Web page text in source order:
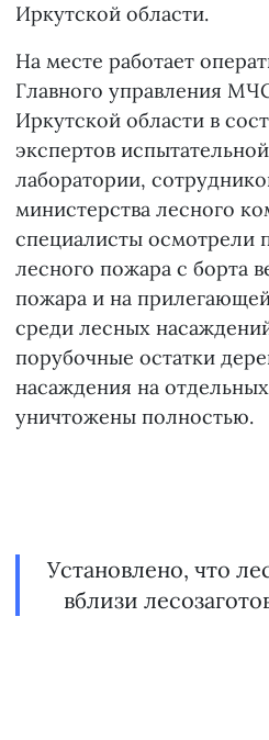
Иркутской области.
На месте работает
Главного управления
Иркутской области в
экспертов
лаборатории,
министерства лесного
специалисты осмотрели
лесного пожара с борта
пожара и на
среди лесных
порубочные остатки
насаждения на
уничтожены полностью.
Установлено, что
вблизи